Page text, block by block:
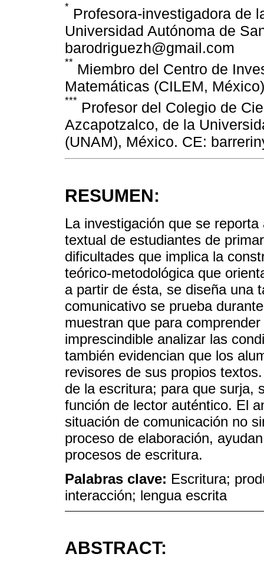
* Profesora-investigadora de
Universidad Autónoma de
barodriguezh@gmail.com
** Miembro del Centro de
Matemáticas (CILEM,
*** Profesor del Colegio de
Azcapotzalco, de la
(UNAM), México. CE:
RESUMEN:
La investigación que se
textual de estudiantes de
dificultades que implica la
teórico-metodológica que
a partir de ésta, se diseña una
comunicativo se prueba
muestran que para
imprescindible analizar las
también evidencian que los
revisores de sus propios
de la escritura; para que surja,
función de lector auténtico. El
situación de comunicación no
proceso de elaboración,
procesos de escritura.
Palabras clave: Escritura;
interacción; lengua escrita
ABSTRACT: